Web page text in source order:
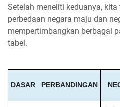
Setelah meneliti keduanya,
perbedaan negara maju dan
mempertimbangkan berbagai
tabel.
DASAR PERBANDINGAN